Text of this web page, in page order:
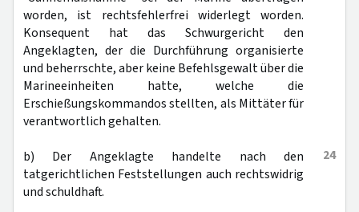
worden, ist rechtsfehlerfrei widerlegt worden.
Konsequent hat das Schwurgericht den
Angeklagten, der die Durchführung organisierte
und beherrschte, aber keine Befehlsgewalt über die
Marineeinheiten hatte, welche die
Erschießungskommandos stellten, als Mittäter für
verantwortlich gehalten.
24
b) Der Angeklagte handelte nach den
tatgerichtlichen Feststellungen auch rechtswidrig
und schuldhaft.